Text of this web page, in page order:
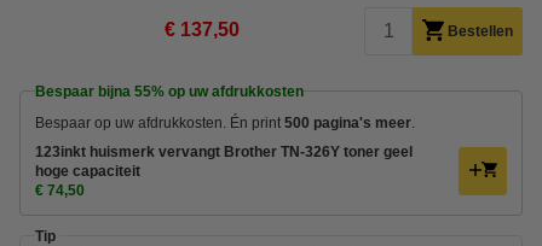
€ 137,50 Bestellen
Bespaar bijna 55% op uw afdrukkosten
Bespaar op uw afdrukkosten. Én print 500 pagina's meer
123inkt huismerk vervangt Brother TN-326Y toner geel
hoge capaciteit
€ 74,50
Tip